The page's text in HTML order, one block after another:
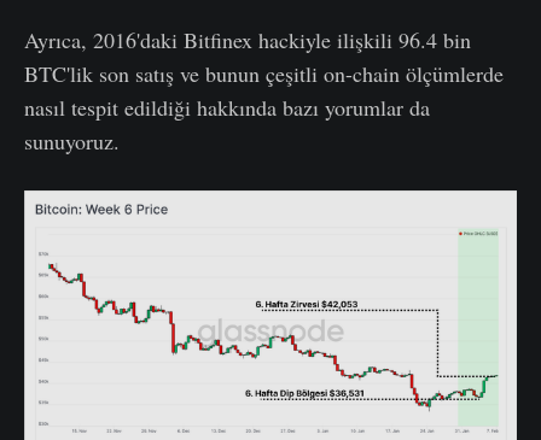
Ayrıca, 2016'daki Bitfinex hackiyle ilişkili 96.4 bin
BTC'lik son satış ve bunun çeşitli on-chain ölçümlerde
nasıl tespit edildiği hakkında bazı yorumlar da
sunuyoruz.